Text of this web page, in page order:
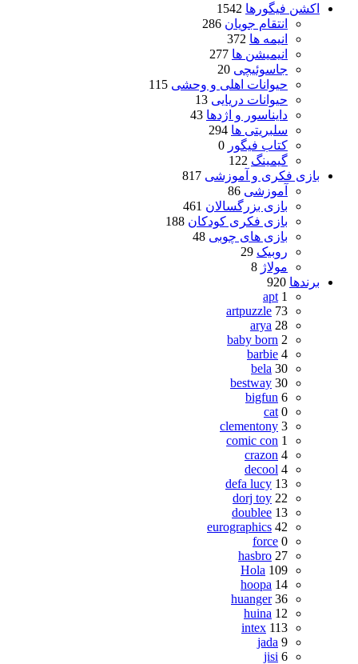
اکشن فیگورها 1542
انتقام جویان 286
انیمه ها 372
انیمیشن ها 277
جاسوئیچی 20
حیوانات اهلی و وحشی 115
حیوانات دریایی 13
دایناسور و اژدها 43
سلبریتی ها 294
کتاب فیگور 0
گیمینگ 122
بازی فکری و آموزشی 817
آموزشی 86
بازی بزرگسالان 461
بازی فکری کودکان 188
بازی های چوبی 48
روبیک 29
مولاژ 8
برندها 920
apt 1
artpuzzle 73
arya 28
baby born 2
barbie 4
bela 30
bestway 30
bigfun 6
cat 0
clementony 3
comic con 1
crazon 4
decool 4
defa lucy 13
dorj toy 22
doublee 13
eurographics 42
force 0
hasbro 27
Hola 109
hoopa 14
huanger 36
huina 12
intex 113
jada 9
jisi 6